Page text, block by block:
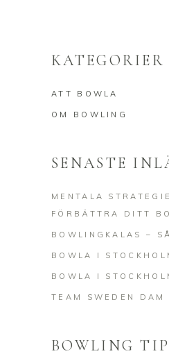
KATEGORIER
ATT BOWLA
OM BOWLING
SENASTE
MENTALA
FÖRBÄTTRA DITT
BOWLINGKALAS –
BOWLA I
BOWLA I
TEAM SWEDEN DAM
BOWLING